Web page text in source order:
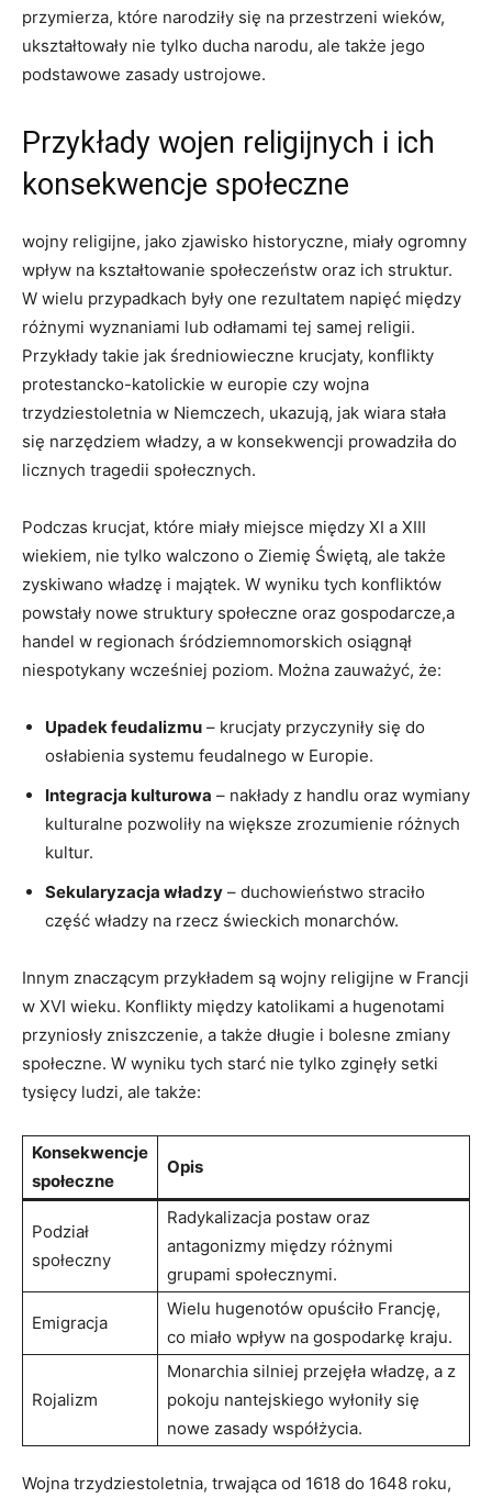
przymierza, które narodziły się na przestrzeni wieków,
ukształtowały nie tylko ducha narodu, ale także jego
podstawowe zasady ustrojowe.
Przykłady wojen religijnych i ich
konsekwencje społeczne
wojny religijne, jako zjawisko historyczne, miały ogromny
wpływ na kształtowanie społeczeństw oraz ich struktur.
W wielu przypadkach były one rezultatem napięć między
różnymi wyznaniami lub odłamami tej samej religii.
Przykłady takie jak średniowieczne krucjaty, konflikty
protestancko-katolickie w europie czy wojna
trzydziestoletnia w Niemczech, ukazują, jak wiara stała
się narzędziem władzy, a w konsekwencji prowadziła do
licznych tragedii społecznych.
Podczas krucjat, które miały miejsce między XI a XIII
wiekiem, nie tylko walczono o Ziemię Świętą, ale także
zyskiwano władzę i majątek. W wyniku tych konfliktów
powstały nowe struktury społeczne oraz gospodarcze,a
handel w regionach śródziemnomorskich osiągnął
niespotykany wcześniej poziom. Można zauważyć, że:
Upadek feudalizmu – krucjaty przyczyniły się do
osłabienia systemu feudalnego w Europie.
Integracja kulturowa – nakłady z handlu oraz wymiany
kulturalne pozwoliły na większe zrozumienie różnych
kultur.
Sekularyzacja władzy – duchowieństwo straciło
część władzy na rzecz świeckich monarchów.
Innym znaczącym przykładem są wojny religijne w Francji
w XVI wieku. Konflikty między katolikami a hugenotami
przyniosły zniszczenie, a także długie i bolesne zmiany
społeczne. W wyniku tych starć nie tylko zginęły setki
tysięcy ludzi, ale także:
Konsekwencje
społeczne
Opis
Podział
społeczny
Radykalizacja postaw oraz
antagonizmy między różnymi
grupami społecznymi.
Emigracja
Wielu hugenotów opuściło Francję,
co miało wpływ na gospodarkę kraju.
Rojalizm
Monarchia silniej przejęła władzę, a z
pokoju nantejskiego wyłoniły się
nowe zasady współżycia.
Wojna trzydziestoletnia, trwająca od 1618 do 1648 roku,